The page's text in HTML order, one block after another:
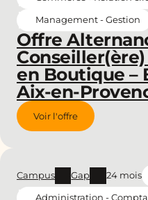
Offre
en Boutique –
Aix-en-
Management - Gestion
Voir l'offre
Campus Gap 24 mois
Administration -